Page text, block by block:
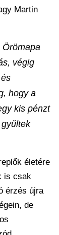
Martin
Örömapa
végig
hogy a
kis pénzt
életére
is csak
érzés újra
de